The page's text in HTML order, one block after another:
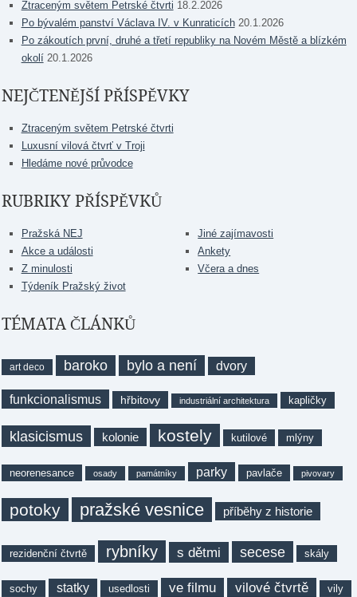
Ztraceným světem Petrské čtvrti 18.2.2026
Po bývalém panství Václava IV. v Kunraticích 20.1.2026
Po zákoutích první, druhé a třetí republiky na Novém Městě a blízkém
okolí 20.1.2026
NEJČTENĚJŠÍ PŘÍSPĚVKY
Ztraceným světem Petrské čtvrti
Luxusní vilová čtvrť v Troji
Hledáme nové průvodce
RUBRIKY PŘÍSPĚVKŮ
Pražská NEJ
Akce a události
Z minulosti
Týdeník Pražský život
Jiné zajímavosti
Ankety
Včera a dnes
TÉMATA ČLÁNKŮ
art deco baroko bylo a není dvory
funkcionalismus hřbitovy industriální architektura kapličky
klasicismus kolonie kostely kutilové mlýny
neorenesance osady památníky parky pavlače pivovary
potoky pražské vesnice příběhy z historie
rezidenční čtvrtě rybníky s dětmi secese skály
sochy statky usedlosti ve filmu vilové čtvrtě vily